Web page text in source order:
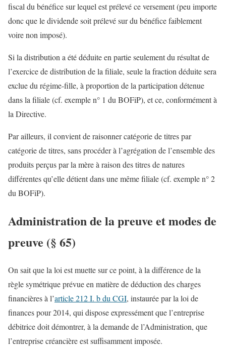
fiscal du bénéfice sur lequel est prélevé ce versement (peu importe
donc que le dividende soit prélevé sur du bénéfice faiblement
voire non imposé).
Si la distribution a été déduite en partie seulement du résultat de
l’exercice de distribution de la filiale, seule la fraction déduite sera
exclue du régime-fille, à proportion de la participation détenue
dans la filiale (cf. exemple n° 1 du BOFiP), et ce, conformément à
la Directive.
Par ailleurs, il convient de raisonner catégorie de titres par
catégorie de titres, sans procéder à l’agrégation de l’ensemble des
produits perçus par la mère à raison des titres de natures
différentes qu’elle détient dans une même filiale (cf. exemple n° 2
du BOFiP).
Administration de la preuve et modes de
preuve (§ 65)
On sait que la loi est muette sur ce point, à la différence de la
règle symétrique prévue en matière de déduction des charges
financières à l’article 212 I. b du CGI, instaurée par la loi de
finances pour 2014, qui dispose expressément que l’entreprise
débitrice doit démontrer, à la demande de l’Administration, que
l’entreprise créancière est suffisamment imposée.